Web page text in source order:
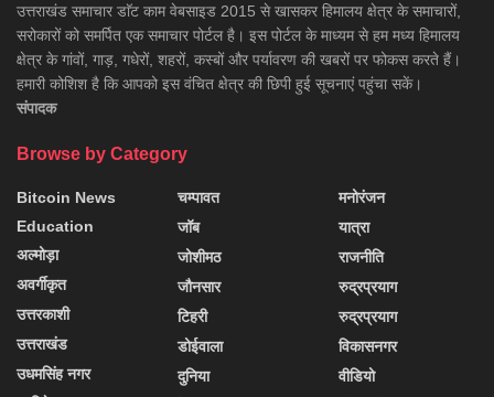
उत्तराखंड समाचार डाॅट काम वेबसाइड 2015 से खासकर हिमालय क्षेत्र के समाचारों,
सरोकारों को समर्पित एक समाचार पोर्टल है। इस पोर्टल के माध्यम से हम मध्य हिमालय
क्षेत्र के गांवों, गाड़, गधेरों, शहरों, कस्बों और पर्यावरण की खबरों पर फोकस करते हैं।
हमारी कोशिश है कि आपको इस वंचित क्षेत्र की छिपी हुई सूचनाएं पहुंचा सकें।
संपादक
Browse by Category
Bitcoin News
Education
अल्मोड़ा
अवर्गीकृत
उत्तरकाशी
उत्तराखंड
उधमसिंह नगर
चम्पावत
जॉब
जोशीमठ
जौनसार
टिहरी
डोईवाला
दुनिया
मनोरंजन
यात्रा
राजनीति
रुद्रप्रयाग
रुद्रप्रयाग
विकासनगर
वीडियो